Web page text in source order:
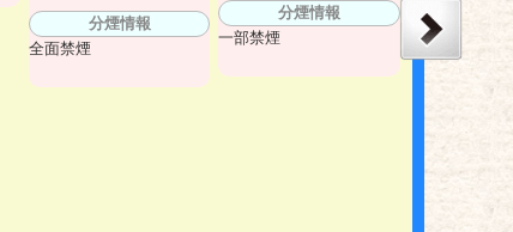
分煙情報
全面禁煙
分煙情報
一部禁煙